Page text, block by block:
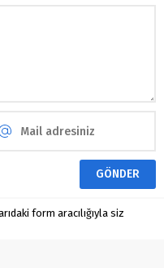
form aracılığıyla siz